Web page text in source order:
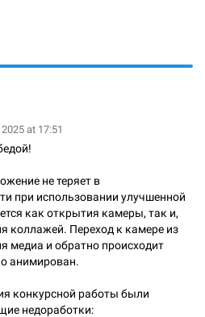
at 17:51
не теряет в
при использовании улучшенной
как открытия камеры, так и,
коллажей. Переход к камере из
медиа и обратно происходит
анимирован.
конкурсной работы были
недоработки: